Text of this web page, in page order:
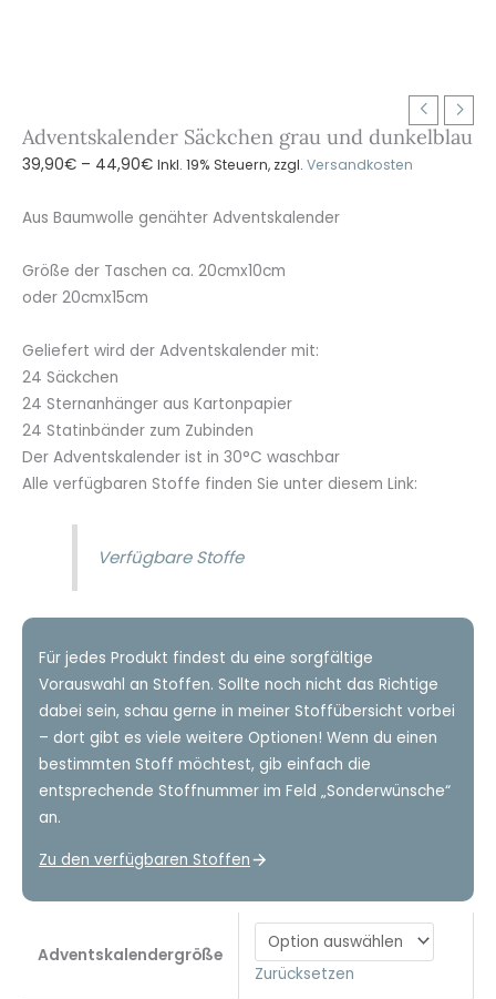
Adventskalender Säckchen grau und dunkelblau
39,90€ – 44,90€Preisspanne:
bis
Inkl. 19% Steuern, zzgl. Versandkosten
Aus Baumwolle genähter Adventskalender
Größe der Taschen ca. 20cmx10cm
oder 20cmx15cm
Geliefert wird der Adventskalender mit:
24 Säckchen
24 Sternanhänger aus Kartonpapier
24 Statinbänder zum Zubinden
Der Adventskalender ist in 30°C waschbar
Alle verfügbaren Stoffe finden Sie unter diesem Link:
Verfügbare Stoffe
Für jedes Produkt findest du eine sorgfältige
Vorauswahl an Stoffen. Sollte noch nicht das Richtige
dabei sein, schau gerne in meiner Stoffübersicht vorbei
– dort gibt es viele weitere Optionen! Wenn du einen
bestimmten Stoff möchtest, gib einfach die
entsprechende Stoffnummer im Feld „Sonderwünsche“
an.
Zu den verfügbaren Stoffen
Adventskalendergröße
Zurücksetzen